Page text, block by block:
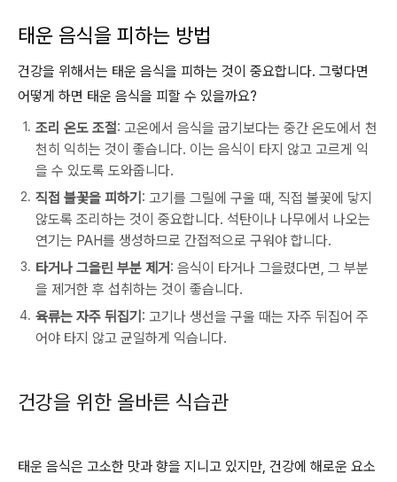
태운 음식을 피하는 방법
건강을 위해서는 태운 음식을 피하는 것이 중요합니다. 그렇다면
어떻게 하면 태운 음식을 피할 수 있을까요?
조리 온도 조절: 고온에서 음식을 굽기보다는 중간 온도에서 천
천히 익히는 것이 좋습니다. 이는 음식이 타지 않고 고르게 익
을 수 있도록 도와줍니다.
직접 불꽃을 피하기 : 고기를 그릴에 구울 때, 직접 불꽃에 닿지
않도록 조리하는 것이 중요합니다. 석탄이나 나무에서 나오는
연기는 PAH를 생성하므로 간접적으로 구워야 합니다.
타거나 그을린 부분 제거 : 음식이 타거나 그을렸다면, 그 부분
을 제거한 후 섭취하는 것이 좋습니다.
육류는 자주 뒤집기 : 고기나 생선을 구울 때는 자주 뒤집어 주
어야 타지 않고 균일하게 익습니다.
건강을 위한 올바른 식습관
태운 음식은 고소한 맛과 향을 지니고 있지만, 건강에 해로운 요소